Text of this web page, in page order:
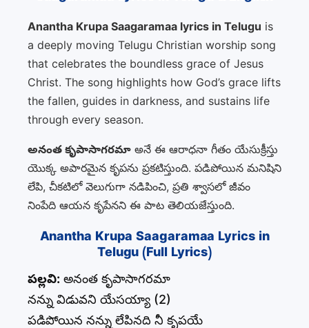
Anantha Krupa Saagaramaa lyrics in Telugu is
a deeply moving Telugu Christian worship song
that celebrates the boundless grace of Jesus
Christ. The song highlights how God’s grace lifts
the fallen, guides in darkness, and sustains life
through every season.
అనంత కృపాసాగరమా అనే ఈ ఆరాధనా గీతం యేసుక్రీస్తు
యొక్క అపారమైన కృపను ప్రకటిస్తుంది. పడిపోయిన మనిషిని
లేపి, చీకటిలో వెలుగుగా నడిపించి, ప్రతి శ్వాసలో జీవం
నింపేది ఆయన కృపేనని ఈ పాట తెలియజేస్తుంది.
Anantha Krupa Saagaramaa Lyrics in
Telugu (Full Lyrics)
పల్లవి: అనంత కృపాసాగరమా
నన్ను విడువని యేసయ్యా (2)
పడిపోయిన నన్ను లేపినది నీ కృపయే